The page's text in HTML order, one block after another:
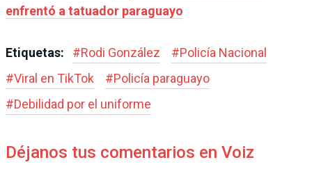
enfrentó a tatuador paraguayo
Etiquetas: #Rodi González #Policía Nacional
#Viral en TikTok #Policía paraguayo
#Debilidad por el uniforme
Déjanos tus comentarios en Voiz